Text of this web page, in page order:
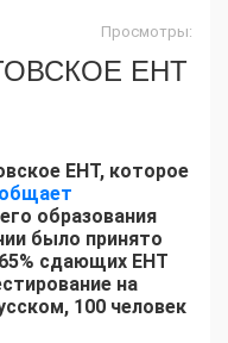
Просмотры:
ЕНТ
ЕНТ, которое
образования
было принято
сдающих ЕНТ
на
100 человек